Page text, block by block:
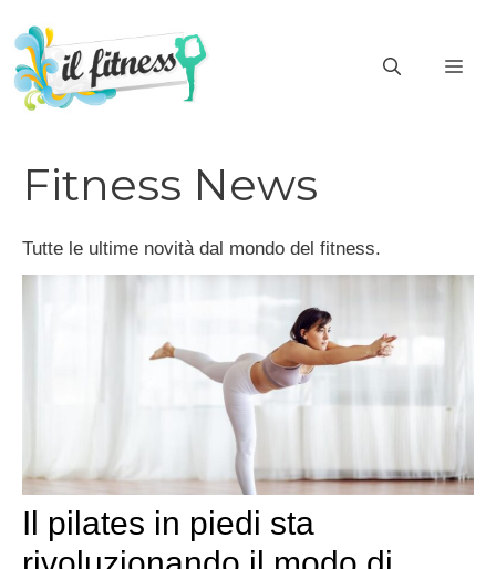
contenuto
Fitness News
Tutte le ultime novità dal mondo del fitness.
Il pilates in piedi sta